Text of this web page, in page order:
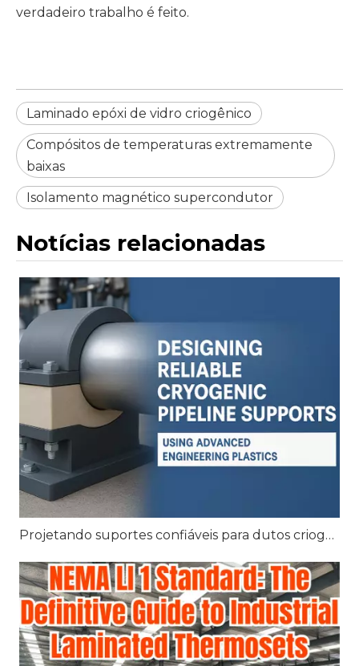
verdadeiro trabalho é feito.
Laminado epóxi de vidro criogênico
Compósitos de temperaturas extremamente
baixas
Isolamento magnético supercondutor
Notícias relacionadas
Projetando suportes confiáveis ​​para dutos criogênicos usando plásticos de engenharia avançados